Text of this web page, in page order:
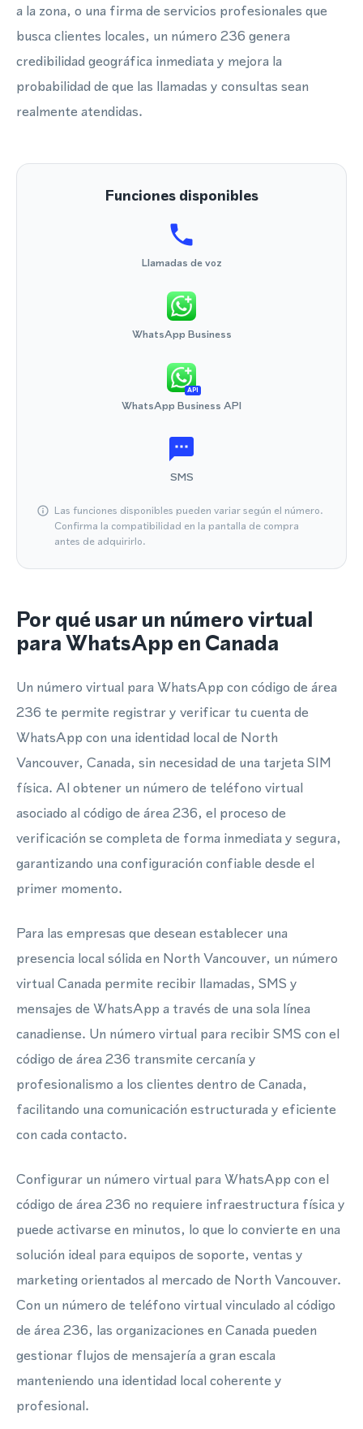
a la zona, o una firma de servicios profesionales que
busca clientes locales, un número 236 genera
credibilidad geográfica inmediata y mejora la
probabilidad de que las llamadas y consultas sean
realmente atendidas.
Funciones disponibles
Llamadas de voz
WhatsApp Business
API
WhatsApp Business API
SMS
Las funciones disponibles pueden variar según el número.
Confirma la compatibilidad en la pantalla de compra
antes de adquirirlo.
Por qué usar un número virtual
para WhatsApp en Canada
Un número virtual para WhatsApp con código de área
236 te permite registrar y verificar tu cuenta de
WhatsApp con una identidad local de North
Vancouver, Canada, sin necesidad de una tarjeta SIM
física. Al obtener un número de teléfono virtual
asociado al código de área 236, el proceso de
verificación se completa de forma inmediata y segura,
garantizando una configuración confiable desde el
primer momento.
Para las empresas que desean establecer una
presencia local sólida en North Vancouver, un número
virtual Canada permite recibir llamadas, SMS y
mensajes de WhatsApp a través de una sola línea
canadiense. Un número virtual para recibir SMS con el
código de área 236 transmite cercanía y
profesionalismo a los clientes dentro de Canada,
facilitando una comunicación estructurada y eficiente
con cada contacto.
Configurar un número virtual para WhatsApp con el
código de área 236 no requiere infraestructura física y
puede activarse en minutos, lo que lo convierte en una
solución ideal para equipos de soporte, ventas y
marketing orientados al mercado de North Vancouver.
Con un número de teléfono virtual vinculado al código
de área 236, las organizaciones en Canada pueden
gestionar flujos de mensajería a gran escala
manteniendo una identidad local coherente y
profesional.